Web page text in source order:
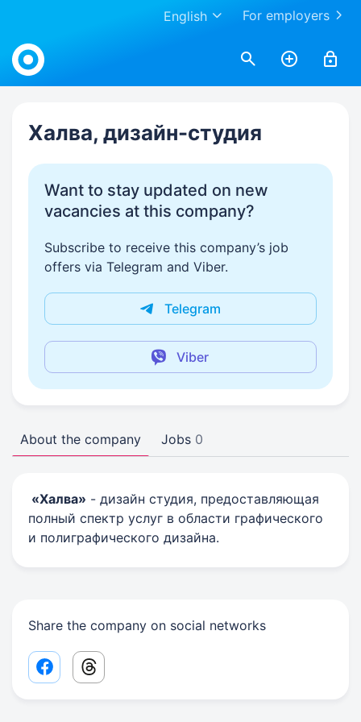
For employers
English
Work.ua
Халва, дизайн-студия
Want to stay updated on new
vacancies at this company?
Subscribe to receive this company’s job
offers via Telegram and Viber.
Telegram
Viber
About the company Jobs 0
«Халва» - дизайн студия, предоставляющая
полный спектр услуг в области графического
и полиграфического дизайна.
Share the company on social networks
Facebook share link
Threads share link